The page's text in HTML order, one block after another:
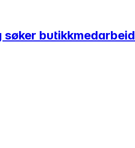
søker